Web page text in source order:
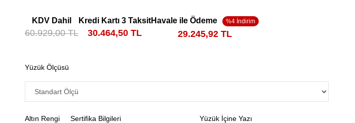
KDV Dahil
60.929,00 TL
Kredi Kartı 3 Taksit
30.464,50 TL
Havale ile Ödeme
29.245,92 TL
Yüzük Ölçüsü
Altın Rengi Sertifika Bilgileri Yüzük İçine Yazı